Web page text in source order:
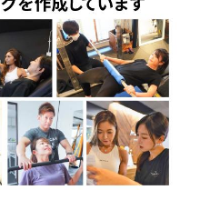
ズーカ岡田」と
テレビ、YouTub
ィアで活躍中。